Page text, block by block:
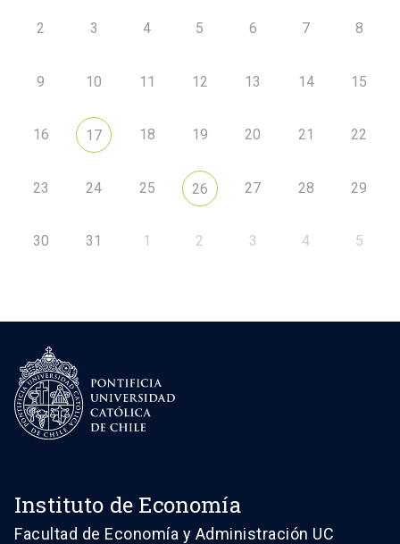
2 3 4 5 6 7 8
9 10 11 12 13 14 15
16 17 18 19 20 21 22
23 24 25 26 27 28 29
30 31 1 2 3 4 5
Instituto de Economía
Facultad de Economía y Administración UC